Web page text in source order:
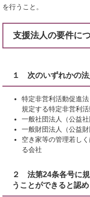
を行うこと。
支援法人の要件に
１ 次のいずれかの法
特定非営利活動促進
規定する特定非営利活
一般社団法人（公益社
一般財団法人（公益財
空き家等の管理若し
る会社
２ 法第24条各号に
うことができると認